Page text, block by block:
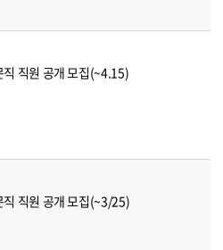
직원 공개 모집(~4.15)
직원 공개 모집(~3/25)